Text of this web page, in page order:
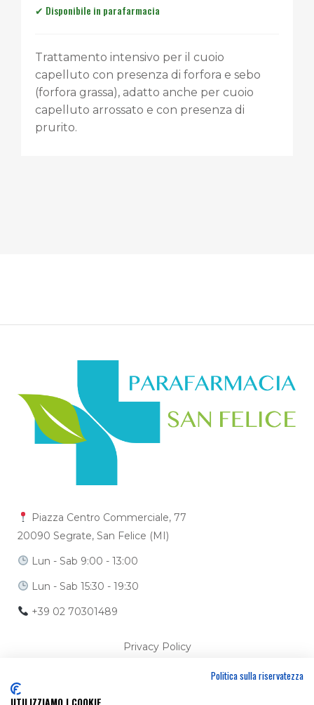
Trattamento intensivo per il cuoio
capelluto con presenza di forfora e sebo
(forfora grassa), adatto anche per cuoio
capelluto arrossato e con presenza di
prurito.
Piazza Centro Commerciale, 77
20090 Segrate, San Felice (MI)
Lun - Sab 9:00 - 13:00
Lun - Sab 15:30 - 19:30
+39 02 70301489
Privacy Policy
Politica sulla riservatezza
UTILIZZIAMO I COOKIE